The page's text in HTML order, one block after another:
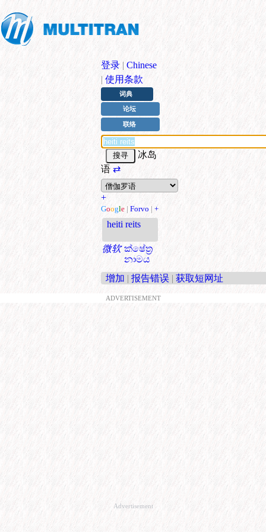
登录 | Chinese
| 使用条款
词典
论坛
联络
冰岛
语 ⇄
+
Google | Forvo | +
heiti reits
微软 ක්ෂේත්‍ර
නාමය
增加 | 报告错误 | 获取短网址
ADVERTISEMENT
Advertisement